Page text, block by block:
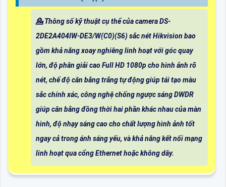
💁 Thông số kỹ thuật cụ thể của camera DS-
2DE2A404IW-DE3/W(C0)(S6) sắc nét Hikvision bao
gồm khả năng xoay nghiêng linh hoạt với góc quay
lớn, độ phân giải cao Full HD 1080p cho hình ảnh rõ
nét, chế độ cân bằng trắng tự động giúp tái tạo màu
sắc chính xác, công nghệ chống ngược sáng DWDR
giúp cân bằng đồng thời hai phần khác nhau của màn
hình, độ nhạy sáng cao cho chất lượng hình ảnh tốt
ngay cả trong ánh sáng yếu, và khả năng kết nối mạng
linh hoạt qua cổng Ethernet hoặc không dây.